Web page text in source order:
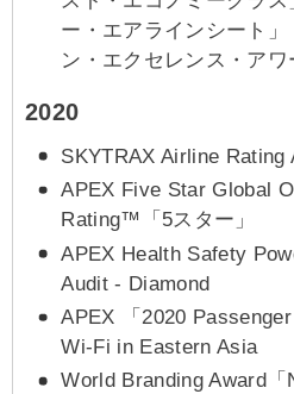
ー・エアラインシート
ン・エクセレンス・アワ
2020
SKYTRAX Airline Rating
APEX Five Star Global
Rating™「5スター」
APEX Health Safety
Audit - Diamond
APEX 「2020
Wi-Fi in Eastern Asia
World Branding Award「